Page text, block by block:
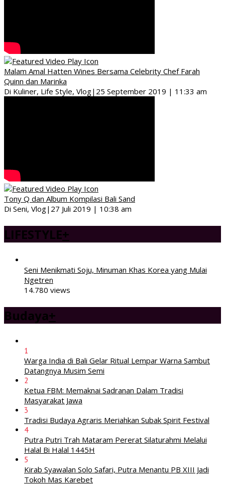
Malam Amal Hatten Wines Bersama Celebrity Chef Farah
Quinn dan Marinka
Di Kuliner, Life Style, Vlog| 25 September 2019 | 11:33 am
Tony Q dan Album Kompilasi Bali Sand
Di Seni, Vlog| 27 Juli 2019 | 10:38 am
LIFESTYLE+
Seni Menikmati Soju, Minuman Khas Korea yang Mulai
Ngetren
14.780 views
Budaya+
1
Warga India di Bali Gelar Ritual Lempar Warna Sambut
Datangnya Musim Semi
2
Ketua FBM: Memaknai Sadranan Dalam Tradisi
Masyarakat Jawa
3
Tradisi Budaya Agraris Meriahkan Subak Spirit Festival
4
Putra Putri Trah Mataram Pererat Silaturahmi Melalui
Halal Bi Halal 1445H
5
Kirab Syawalan Solo Safari, Putra Menantu PB XIII Jadi
Tokoh Mas Karebet